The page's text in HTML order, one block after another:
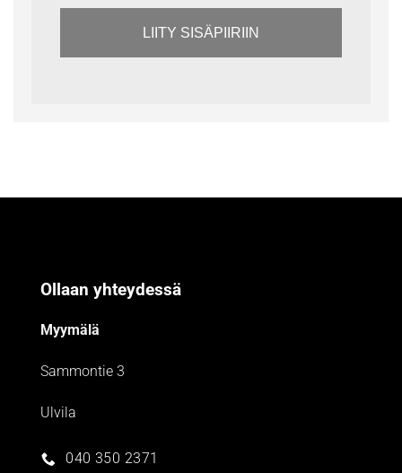
LIITY SISÄPIIRIIN
Ollaan yhteydessä
Myymälä
Sammontie 3
Ulvila
040 350 2371